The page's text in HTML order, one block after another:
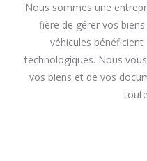
Nous sommes une
fière de gérer vos
véhicules
technologiques. Nous
vos biens et de vos